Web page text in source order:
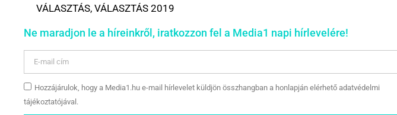
VÁLASZTÁS, VÁLASZTÁS 2019
Ne maradjon le a híreinkről, iratkozzon fel a Media1 napi hírlevelére!
Hozzájárulok, hogy a Media1.hu e-mail hírlevelet küldjön összhangban a honlapján elérhető adatvédelmi
tájékoztatójával.